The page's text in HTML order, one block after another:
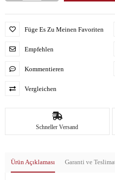
Füge Es Zu Meinen Favoriten
Empfehlen
Kommentieren
Vergleichen
Schneller Versand
Ürün Açıklaması Garanti ve